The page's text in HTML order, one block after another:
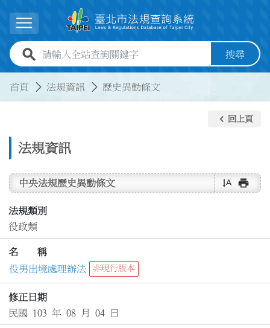
展開選單
全站查詢關鍵字欄位 搜尋
首頁 法規資訊 歷史異動條文
法規資訊
keyboard_arrow_left 回上頁
中央法規歷史異動條文 text_rotate_vertical print
法規類別
役政類
名 稱
役男出境處理辦法
非現行版本
修正日期
民國 103 年 08 月 04 日